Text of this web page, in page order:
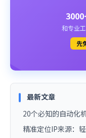
和专业
先
最新文章
20个必知的自动化
精准定位IP来源：